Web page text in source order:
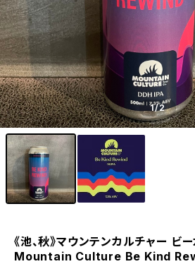
1/2
《池、秋》マウンテンカルチャー ビ
Mountain Culture Be Kind